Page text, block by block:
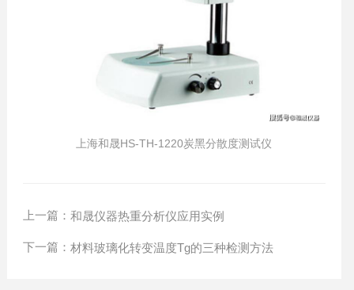
上海和晟HS-TH-1220炭黑分散度测试仪
上一篇： 和晟仪器热重分析仪应用实例
下一篇： 材料玻璃化转变温度Tg的三种检测方法